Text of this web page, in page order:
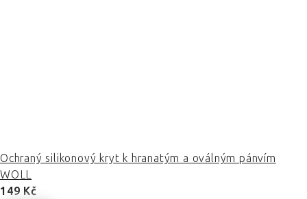
Ochraný silikonový kryt k hranatým a oválným pánvím
WOLL
149 Kč